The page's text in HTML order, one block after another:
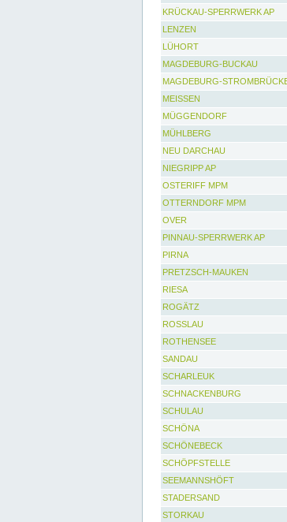
KRÜCKAU-SPERRWERK AP
LENZEN
LÜHORT
MAGDEBURG-BUCKAU
MAGDEBURG-
MEISSEN
MÜGGENDORF
MÜHLBERG
NEU DARCHAU
NIEGRIPP AP
OSTERIFF MPM
OTTERNDORF MPM
OVER
PINNAU-SPERRWERK AP
PIRNA
PRETZSCH-MAUKEN
RIESA
ROGÄTZ
ROSSLAU
ROTHENSEE
SANDAU
SCHARLEUK
SCHNACKENBURG
SCHULAU
SCHÖNA
SCHÖNEBECK
SCHÖPFSTELLE
SEEMANNSHÖFT
STADERSAND
STORKAU